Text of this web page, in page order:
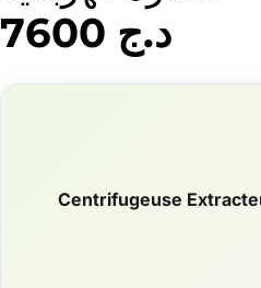
د.ج
Centrifugeuse